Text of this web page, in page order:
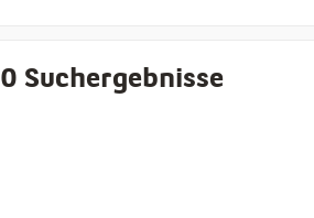
0 Suchergebnisse